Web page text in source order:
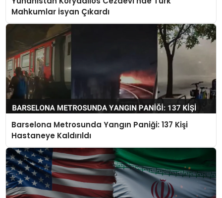
Mahkumlar İsyan Çıkardı
Barselona Metrosunda Yangın Paniği: 137 Kişi
Hastaneye Kaldırıldı